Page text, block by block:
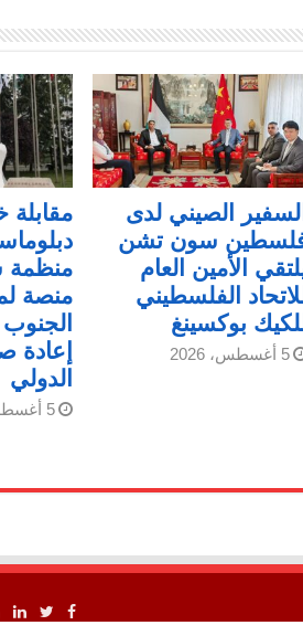
السفير الصيني لدى
سون تشن
الأمين العام
الفلسطيني
بوكسينغ
5 أغسطس، 2026
مقابلة
منظمة
منصة
إعادة
الدولي
5 أغسطس، 2026